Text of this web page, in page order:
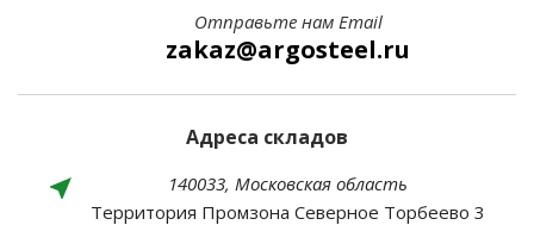
Отправьте нам Email
zakaz@argosteel.ru
Адреса складов
140033, Московская область
Территория Промзона Северное Торбеево 3